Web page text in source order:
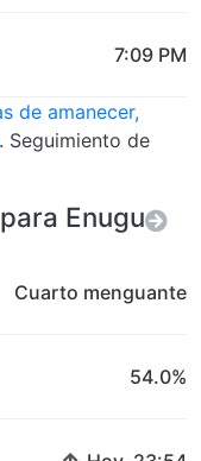
7:09 PM
de amanecer,
. Seguimiento de
Enugu
Cuarto menguante
54.0%